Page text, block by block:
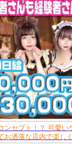
ンセプト！？ 可愛い
お洒落な店内で楽し